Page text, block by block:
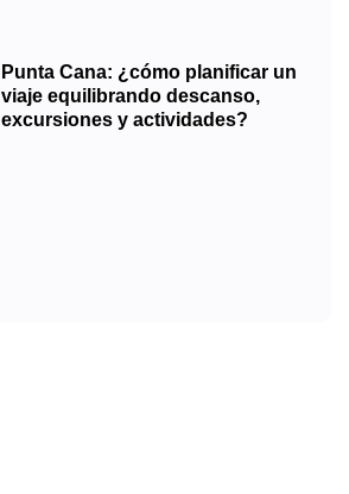
Punta Cana: ¿cómo planificar un
viaje equilibrando descanso,
excursiones y actividades?